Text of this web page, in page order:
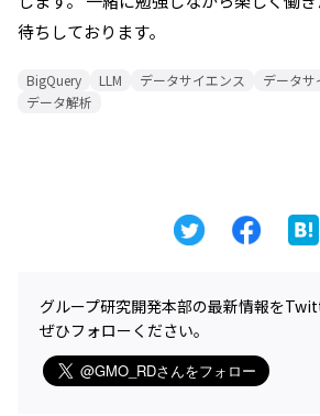
待ちしております。
BigQuery LLM データサイエンス
データサ
データ解析
グループ研究開発本部の最新情報を
ぜひフォローください。